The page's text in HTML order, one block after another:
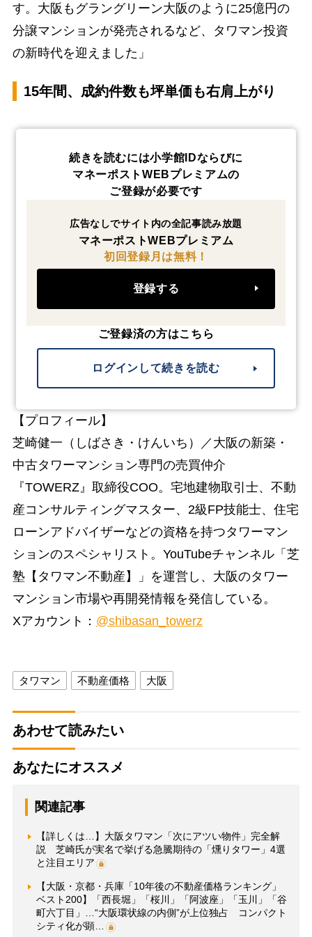
す。大阪もグラングリーン大阪のように25億円の
分譲マンションが発売されるなど、タワマン投資
の新時代を迎えました」
15年間、成約件数も坪単価も右肩上がり
続きを読むには小学館IDならびに
マネーポストWEBプレミアムの
ご登録が必要です
広告なしでサイト内の全記事読み放題
マネーポストWEBプレミアム
初回登録月は無料！
登録する
ご登録済の方はこちら
ログインして続きを読む
【プロフィール】
芝崎健一（しばさき・けんいち）／大阪の新築・
中古タワーマンション専門の売買仲介
『TOWERZ』取締役COO。宅地建物取引士、不動
産コンサルティングマスター、2級FP技能士、住宅
ローンアドバイザーなどの資格を持つタワーマン
ションのスペシャリスト。YouTubeチャンネル「芝
塾【タワマン不動産】」を運営し、大阪のタワー
マンション市場や再開発情報を発信している。
Xアカウント： @shibasan_towerz
タワマン 不動産価格 大阪
あわせて読みたい
あなたにオススメ
関連記事
【詳しくは…】大阪タワマン「次にアツい物件」完全解
説 芝崎氏が実名で挙げる急騰期待の「燻りタワー」4選
と注目エリア
【大阪・京都・兵庫「10年後の不動産価格ランキング」
ベスト200】「西長堀」「桜川」「阿波座」「玉川」「谷
町六丁目」…“大阪環状線の内側”が上位独占 コンパクト
シティ化が顕…